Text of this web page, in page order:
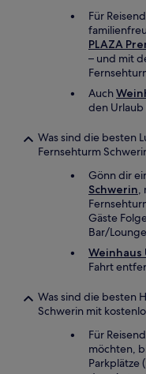
Für
PLAZA
– und mit
Auch
den
Was sind die besten
Fernsehturm
Gönn dir
Schwerin,
Gäste
Bar/
Weinhaus
Fahrt
Was sind die besten
Schwerin mit
Für
möchten,
Parkplätze